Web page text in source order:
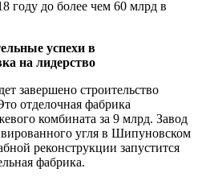
году до более чем 60 млрд в
успехи в
на лидерство
завершено строительство
отделочная фабрика
комбината за 9 млрд. Завод
угля в Шипуновском
реконструкции запустится
фабрика.